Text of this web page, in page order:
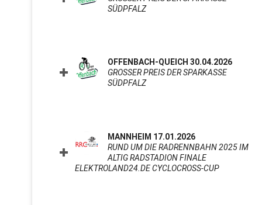
ÜDPFALZ CLICK TO EXPAND CONTENTS
OFFENBACH-QUEICH 30.04.2026
GROSSER PREIS DER SPARKASSE S
ÜDPFALZ CLICK TO EXPAND CONTENTS
MANNHEIM 17.01.2026
RUND UM DIE RADRENNBAHN 2025 IM
ALTIG RADSTADION FINALE
ELEKTROLAND24.DE CYCLOCROSS-CUPCLICK TO